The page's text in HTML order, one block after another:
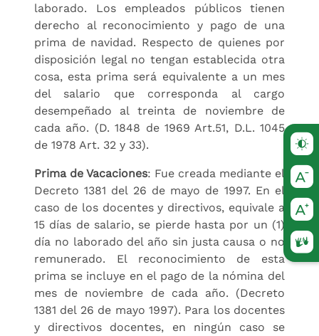
(Este
laborado. Los empleados públicos tienen
derecho al reconocimiento y pago de una
prima de navidad. Respecto de quienes por
disposición legal no tengan establecida otra
cosa, esta prima será equivalente a un mes
del salario que corresponda al cargo
desempeñado al treinta de noviembre de
cada año. (D. 1848 de 1969 Art.51, D.L. 1045
de 1978 Art. 32 y 33).
Prima de Vacaciones: Fue creada mediante el
Decreto 1381 del 26 de mayo de 1997. En el
caso de los docentes y directivos, equivale a
15 días de salario, se pierde hasta por un (1)
día no laborado del año sin justa causa o no
remunerado. El reconocimiento de esta
prima se incluye en el pago de la nómina del
mes de noviembre de cada año. (Decreto
1381 del 26 de mayo 1997). Para los docentes
y directivos docentes, en ningún caso se